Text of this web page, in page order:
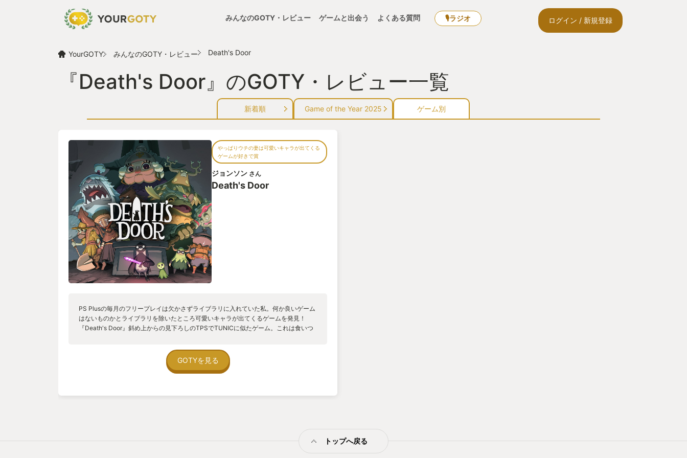
みんなのGOTY・レビュー ゲームと出会う よくある質問 🎙ラジオ ログイン / 新規登録
YourGOTY みんなのGOTY・レビュー Death's Door
『Death's Door』のGOTY・レビュー一覧
新着順 Game of the Year 2025 ゲーム別
やっぱりウチの妻は可愛いキャラが出てくる
ゲームが好きで賞
ジョンソン さん
Death's Door
PS Plusの毎月のフリープレイは欠かさずライブラリに入れていた私。何か良いゲーム
はないものかとライブラリを除いたところ可愛いキャラが出てくるゲームを発見！
『Death's Door』斜め上からの見下ろしのTPSでTUNICに似たゲーム。これは食いつ
念したものの、こちらもワーキャー言いながら何とかクリア。TUNIC同様、鬼畜でも
ないほどのソウルライクで何度かは死んでしまったものの無理ではないレベル。
GOTYを見る
トップへ戻る